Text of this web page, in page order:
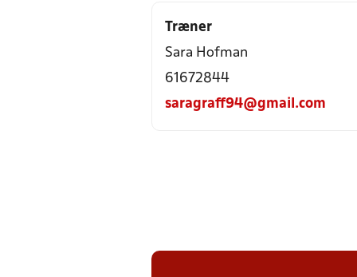
Træner
Sara Hofman
61672844
saragraff94@gmail.com